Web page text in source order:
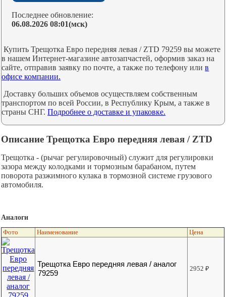
Последнее обновление:
06.08.2026 08:01(мск)
Купить Трещотка Евро передняя левая / ZTD 79259 вы можете
в нашем Интернет-магазине автозапчастей, оформив заказ на
сайте, отправив заявку по почте, а также по телефону илив
офисе компании.
Доставку больших объемов осуществляем собственным
транспортом по всей России, в Республику Крым, а также в
страны СНГ.Подробнее о доставке и упаковке.
Описание Трещотка Евро передняя левая / ZTD
Трещотка - (рычаг регулировочный) служит для регулировки
зазора между колодками и тормозным барабаном, путем
поворота разжимного кулака в тормозной системе грузового
автомобиля.
Аналоги
Фото Наименование Цена
Трещотка Евро передняя левая / аналог
79259
2952₽